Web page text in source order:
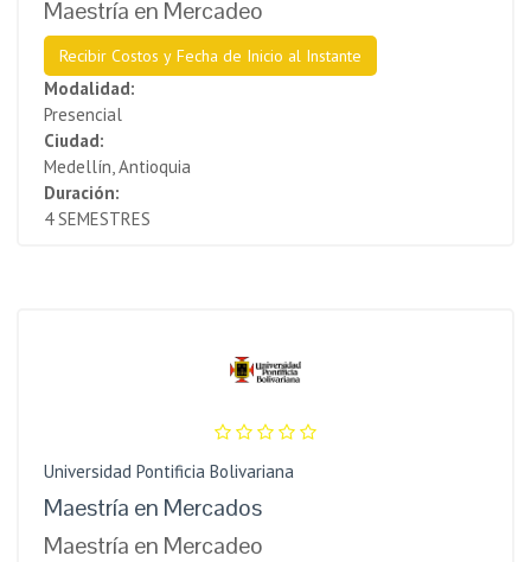
Maestría en Mercadeo
Recibir Costos y Fecha de Inicio al Instante
Modalidad:
Presencial
Ciudad:
Medellín, Antioquia
Duración:
4 SEMESTRES
Universidad Pontificia Bolivariana
Maestría en Mercados
Maestría en Mercadeo